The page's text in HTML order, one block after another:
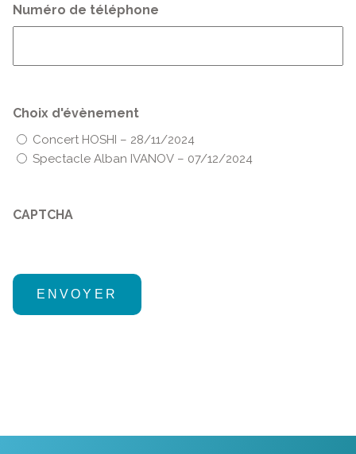
Numéro de téléphone
Choix d'évènement
Concert HOSHI – 28/11/2024
Spectacle Alban IVANOV – 07/12/2024
CAPTCHA